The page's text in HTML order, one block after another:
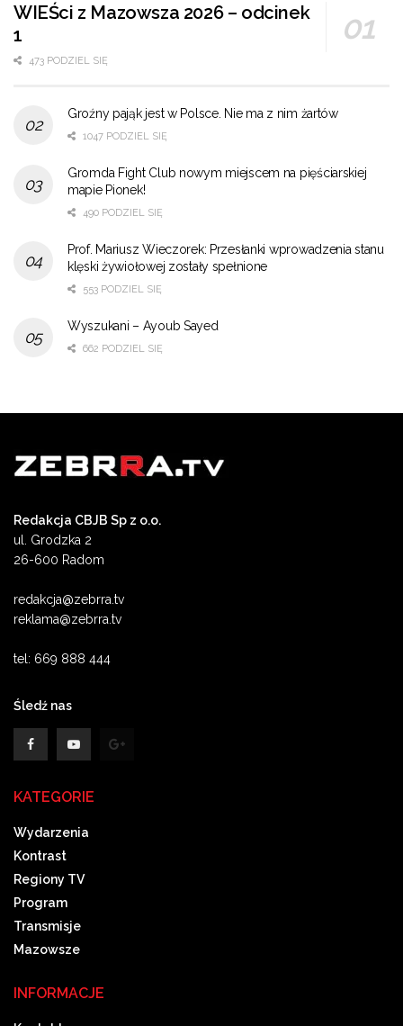
WIEŚci z Mazowsza 2026 – odcinek
1
473 PODZIEL SIĘ
Groźny pająk jest w Polsce. Nie ma z nim żartów
1047 PODZIEL SIĘ
Gromda Fight Club nowym miejscem na pięściarskiej
mapie Pionek!
490 PODZIEL SIĘ
Prof. Mariusz Wieczorek: Przesłanki wprowadzenia stanu
klęski żywiołowej zostały spełnione
553 PODZIEL SIĘ
Wyszukani – Ayoub Sayed
662 PODZIEL SIĘ
Redakcja CBJB Sp z o.o.
ul. Grodzka 2
26-600 Radom
redakcja@zebrra.tv
reklama@zebrra.tv
tel: 669 888 444
Śledź nas
KATEGORIE
Wydarzenia
Kontrast
Regiony TV
Program
Transmisje
Mazowsze
INFORMACJE